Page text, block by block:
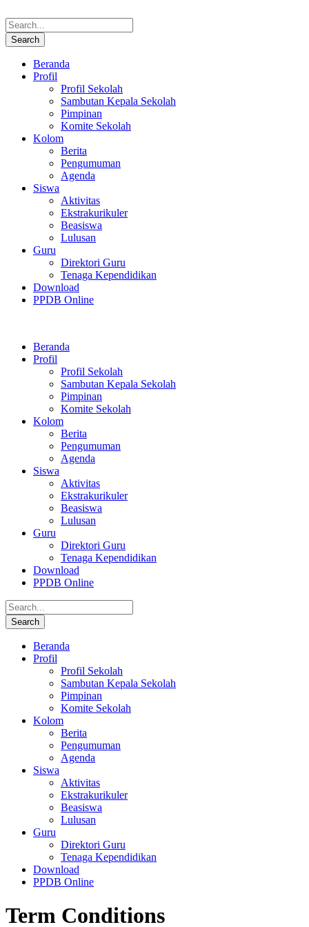
Beranda
Profil
Profil Sekolah
Sambutan Kepala Sekolah
Pimpinan
Komite Sekolah
Kolom
Berita
Pengumuman
Agenda
Siswa
Aktivitas
Ekstrakurikuler
Beasiswa
Lulusan
Guru
Direktori Guru
Tenaga Kependidikan
Download
PPDB Online
Beranda
Profil
Profil Sekolah
Sambutan Kepala Sekolah
Pimpinan
Komite Sekolah
Kolom
Berita
Pengumuman
Agenda
Siswa
Aktivitas
Ekstrakurikuler
Beasiswa
Lulusan
Guru
Direktori Guru
Tenaga Kependidikan
Download
PPDB Online
Beranda
Profil
Profil Sekolah
Sambutan Kepala Sekolah
Pimpinan
Komite Sekolah
Kolom
Berita
Pengumuman
Agenda
Siswa
Aktivitas
Ekstrakurikuler
Beasiswa
Lulusan
Guru
Direktori Guru
Tenaga Kependidikan
Download
PPDB Online
Term Conditions